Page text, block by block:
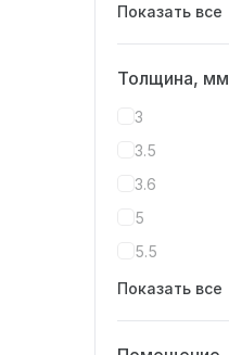
Показать все
Толщина, мм
3
3.5
3.6
5
5.5
Показать все